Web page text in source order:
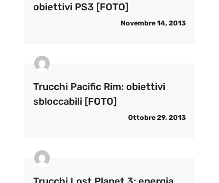
obiettivi PS3 [FOTO]
Novembre 14, 2013
Trucchi Pacific Rim: obiettivi
sbloccabili [FOTO]
Ottobre 29, 2013